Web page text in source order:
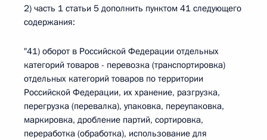
2) часть 1 статьи 5 дополнить пунктом 41 следующего
содержания:
"41) оборот в Российской Федерации отдельных
категорий товаров - перевозка (транспортировка)
отдельных категорий товаров по территории
Российской Федерации, их хранение, разгрузка,
перегрузка (перевалка), упаковка, переупаковка,
маркировка, дробление партий, сортировка,
переработка (обработка), использование для